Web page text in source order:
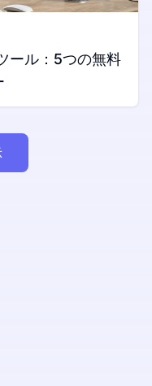
ール：5つの無料